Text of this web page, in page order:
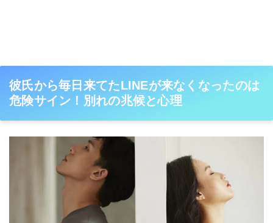
彼氏から毎日来てたLINEが来なくなったのは
危険サイン！別れの兆候と心理